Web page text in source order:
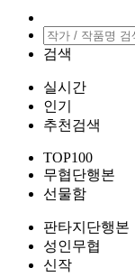
검색
실시간
인기
추천검색
TOP100
무협단행본
선물함
판타지단행본
성인무협
신작